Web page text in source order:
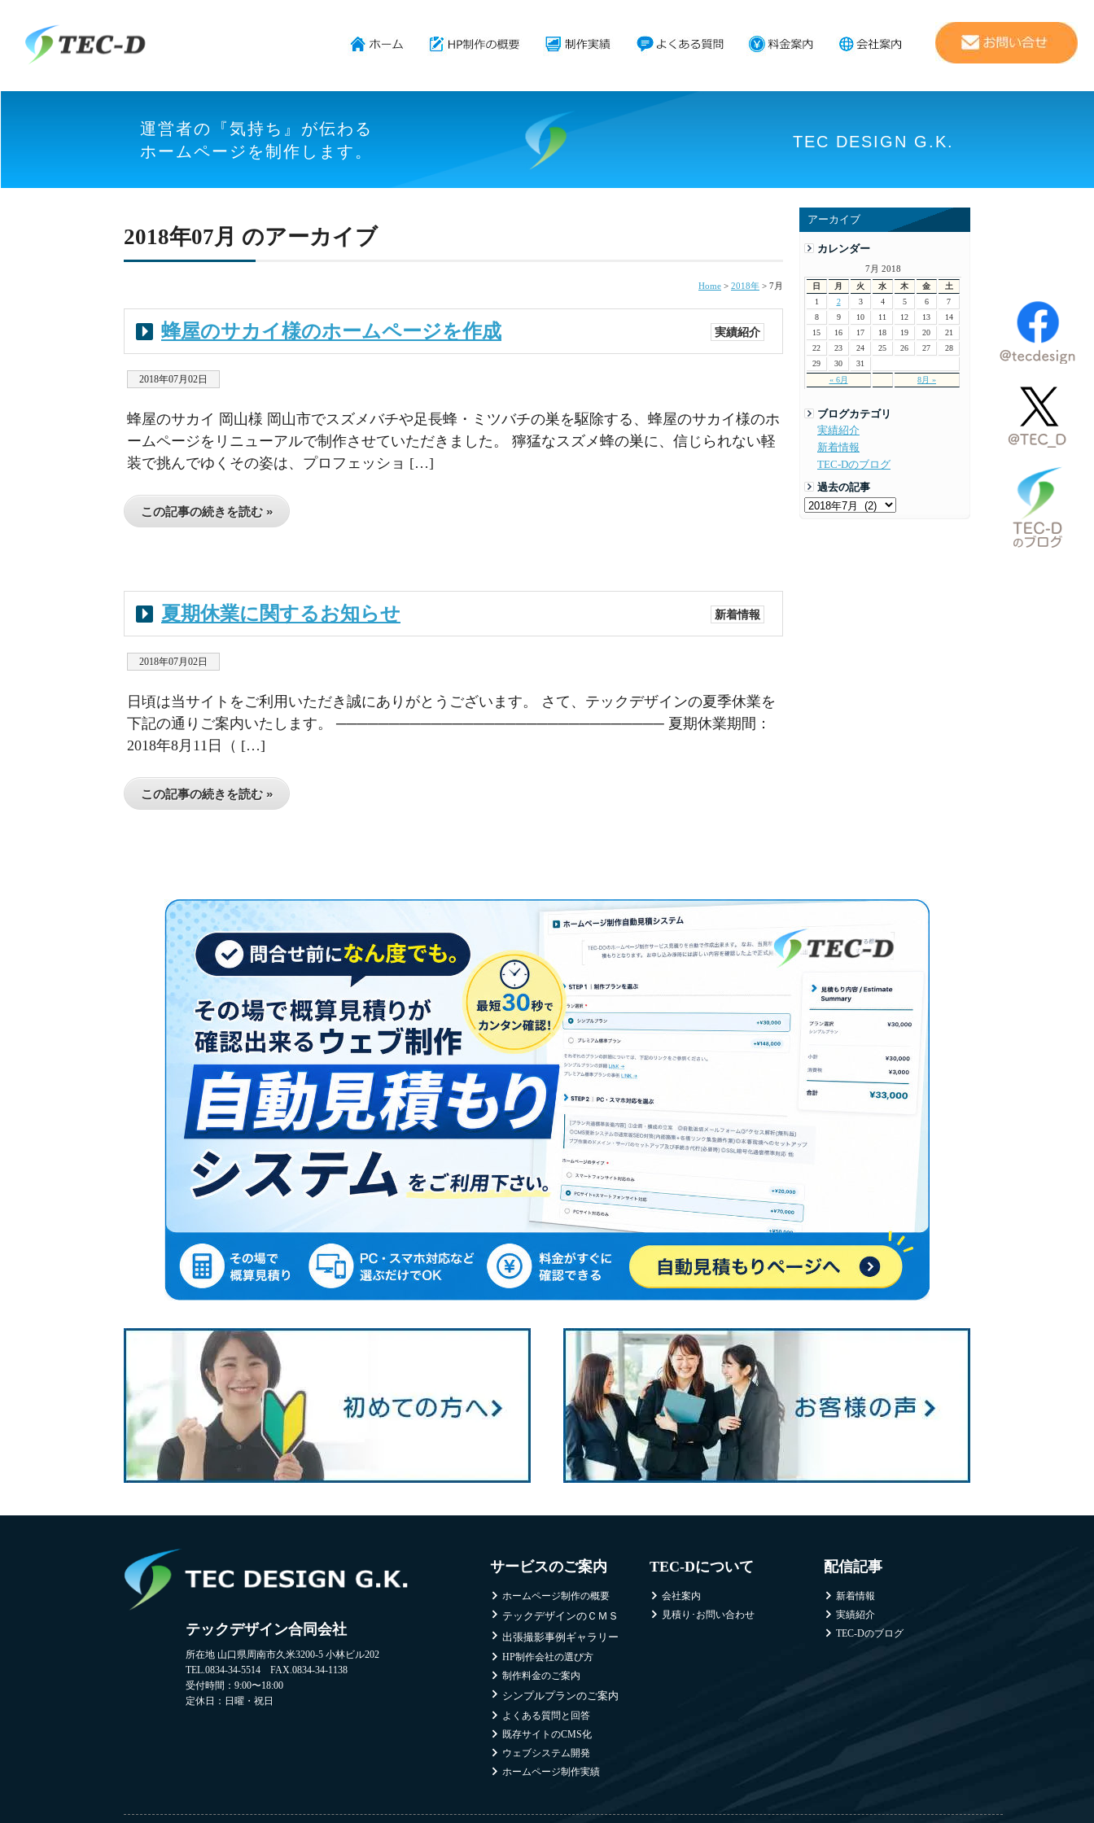
運営者の『気持ち』が伝わる
ホームページを制作します。
TEC DESIGN G.K.
アーカイブ
カレンダー
7月 2018
日 月 火 水 木 金 土
« 6月 8月 »
1 2 3 4 5 6
7
8
9 10 11 12 13
14
15
16 17 18 19 20
21
22
23 24 25 26 27
28
29
30 31
ブログカテゴリ
実績紹介
新着情報
TEC-Dのブログ
過去の記事
2018年07月 のアーカイブ
Home > 2018年 > 7月
蜂屋のサカイ様のホームページを作成 実績紹介
2018年07月02日
蜂屋のサカイ 岡山様 岡山市でスズメバチや足長蜂・ミツバチの巣を駆除する、蜂屋のサカイ様のホ
ームページをリニューアルで制作させていただきました。 獰猛なスズメ蜂の巣に、信じられない軽
装で挑んでゆくその姿は、プロフェッショ […]
この記事の続きを読む »
夏期休業に関するお知らせ 新着情報
2018年07月02日
日頃は当サイトをご利用いただき誠にありがとうございます。 さて、テックデザインの夏季休業を
下記の通りご案内いたします。 ─────────────────────────────── 夏期休業期間：
2018年8月11日（ […]
この記事の続きを読む »
テックデザイン合同会社
所在地 山口県周南市久米3200-5 小林ビル202
TEL.0834-34-5514 FAX.0834-34-1138
受付時間：9:00〜18:00
定休日：日曜・祝日
サービスのご案内
ホームページ制作の概要
テックデザインのＣＭＳ
出張撮影事例ギャラリー
HP制作会社の選び方
制作料金のご案内
シンプルプランのご案内
よくある質問と回答
既存サイトのCMS化
ウェブシステム開発
ホームページ制作実績
TEC-Dについて
会社案内
見積り･お問い合わせ
配信記事
新着情報
実績紹介
TEC-Dのブログ